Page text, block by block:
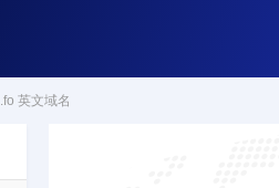
.fo 英文域名